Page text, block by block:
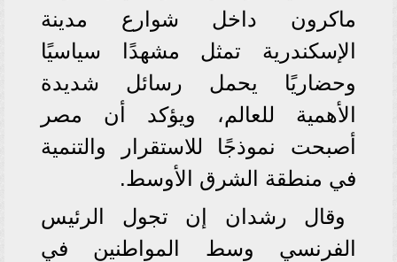
ماكرون داخل شوارع مدينة
الإسكندرية تمثل مشهدًا سياسيًا
وحضاريًا يحمل رسائل شديدة
الأهمية للعالم، ويؤكد أن مصر
أصبحت نموذجًا للاستقرار والتنمية
في منطقة الشرق الأوسط.
وقال رشدان إن تجول الرئيس
الفرنسي وسط المواطنين في